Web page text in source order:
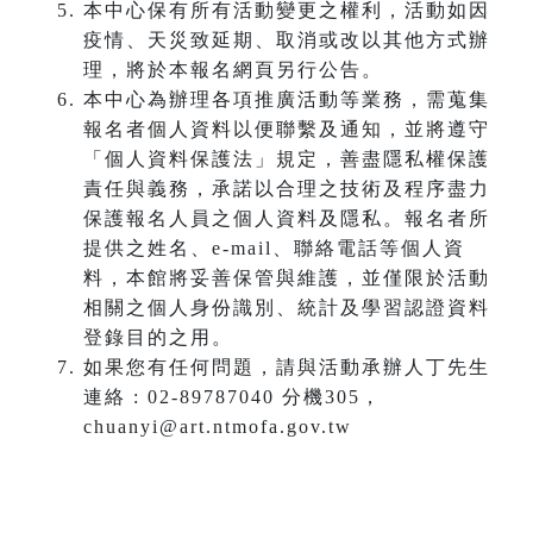
本中心保有所有活動變更之權利，活動如因
疫情、天災致延期、取消或改以其他方式辦
理，將於本報名網頁另行公告。
本中心為辦理各項推廣活動等業務，需蒐集
報名者個人資料以便聯繫及通知，並將遵守
「個人資料保護法」規定，善盡隱私權保護
責任與義務，承諾以合理之技術及程序盡力
保護報名人員之個人資料及隱私。報名者所
提供之姓名、e-mail、聯絡電話等個人資
料，本館將妥善保管與維護，並僅限於活動
相關之個人身份識別、統計及學習認證資料
登錄目的之用。
如果您有任何問題，請與活動承辦人丁先生
連絡 : 02-89787040 分機305，
chuanyi@art.ntmofa.gov.tw